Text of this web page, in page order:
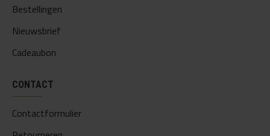
Bestellingen
Nieuwsbrief
Cadeaubon
CONTACT
Contactformulier